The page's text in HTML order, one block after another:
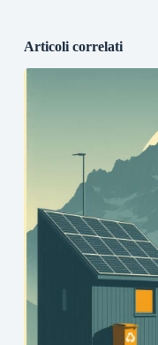
Articoli correlati